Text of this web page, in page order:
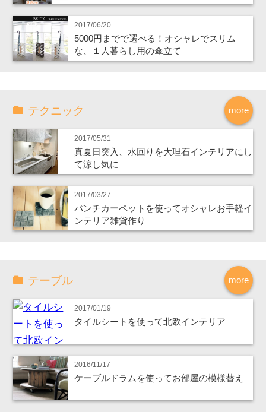
2017/06/20
5000円までで選べる！オシャレでスリム
な、１人暮らし用の傘立て
more
テクニック
2017/05/31
真夏日突入、水回りを大理石インテリアにし
て涼し気に
2017/03/27
パンチカーペットを使ってオシャレお手軽イ
ンテリア雑貨作り
more
テーブル
2017/01/19
タイルシートを使って北欧インテリア
2016/11/17
ケーブルドラムを使ってお部屋の模様替え